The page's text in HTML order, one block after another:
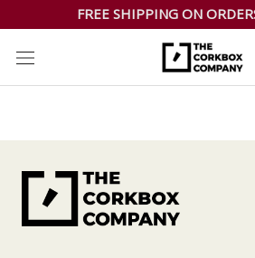
to
content
FREE SHIPPING ON